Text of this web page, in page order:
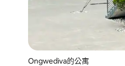
Ongwediva的公寓